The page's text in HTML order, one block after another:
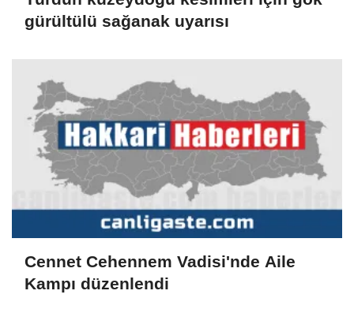
gürültülü sağanak uyarısı
Cennet Cehennem Vadisi'nde Aile
Kampı düzenlendi